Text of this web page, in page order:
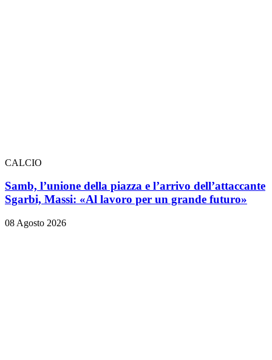
CALCIO
Samb, l’unione della piazza e l’arrivo dell’attaccante
Sgarbi, Massi: «Al lavoro per un grande futuro»
08 Agosto 2026